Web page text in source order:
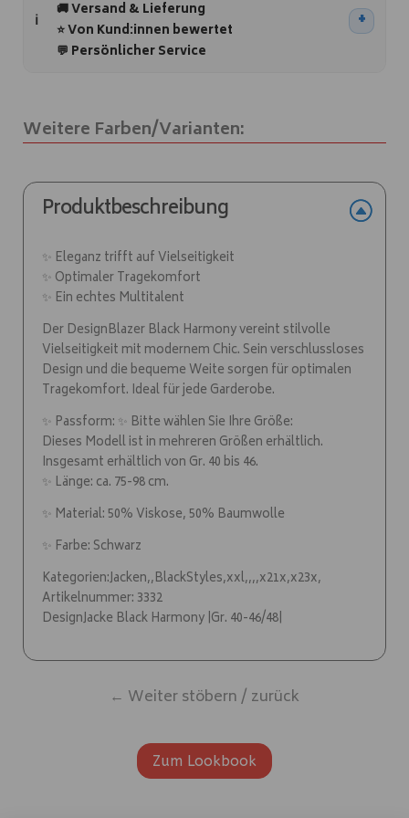
e
r
i
v
:
🚚 Versand & Lieferung
⭐ Von Kund:innen bewertet
💬 Persönlicher Service
Weitere Farben/Varianten:
Produktbeschreibung
✨ Eleganz trifft auf Vielseitigkeit
✨ Optimaler Tragekomfort
✨ Ein echtes Multitalent
Der DesignBlazer Black Harmony vereint stilvolle
Vielseitigkeit mit modernem Chic. Sein verschlussloses
Design und die bequeme Weite sorgen für optimalen
Tragekomfort. Ideal für jede Garderobe.
✨ Passform: ✨ Bitte wählen Sie Ihre Größe:
Dieses Modell ist in mehreren Größen erhältlich.
Insgesamt erhältlich von Gr. 40 bis 46.
✨ Länge: ca. 75-98 cm.
✨ Material: 50% Viskose, 50% Baumwolle
✨ Farbe: Schwarz
Kategorien:Jacken,,BlackStyles,xxl,,,,x21x,x23x,
Artikelnummer: 3332
DesignJacke Black Harmony |Gr. 40-46/48|
← Weiter stöbern / zurück
Zum Lookbook